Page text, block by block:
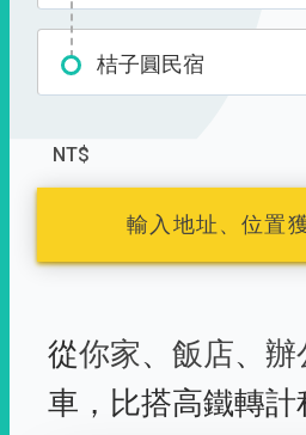
桔子圓民宿
NT$
輸入地址、位置
從你家、 飯店、 辦
車， 比搭高鐵轉